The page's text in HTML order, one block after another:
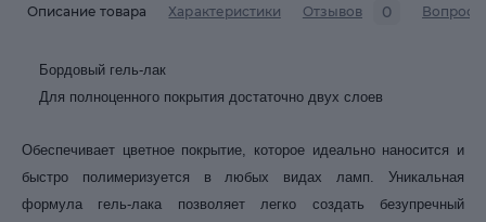
Описание товара Характеристики Отзывов 0 Вопросы
Бордовый гель-лак
Для полноценного покрытия достаточно двух слоев
Обеспечивает цветное покрытие, которое идеально наносится и
быстро полимеризуется в любых видах ламп. Уникальная
формула гель-лака позволяет легко создать безупречный